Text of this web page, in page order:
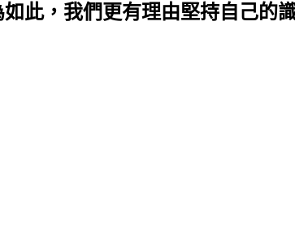
此，我們更有理由堅持自己的